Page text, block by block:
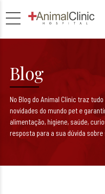
Blog
No Blog do Animal Clinic traz
novidades do mundo pet e
alimentação, higiene, saúde,
resposta para a sua dúvida